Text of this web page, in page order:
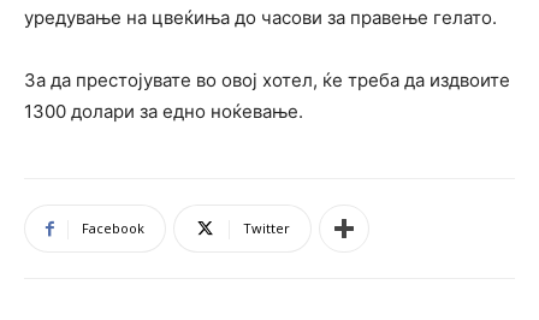
уредување на цвеќиња до часови за правење гелато.
За да престојувате во овој хотел, ќе треба да издвоите
1300 долари за едно ноќевање.
Facebook Twitter